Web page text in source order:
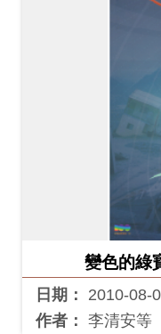
變色的綠
日期：
2010-08-
作者： 李清安等